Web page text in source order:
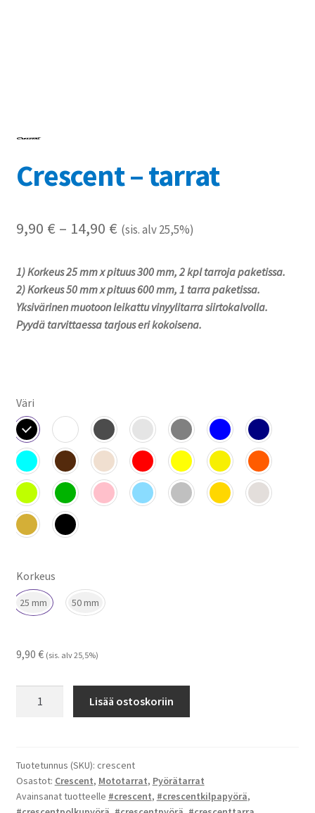
Tietoa meistä
Värikartta
Kassa
Crescent – tarrat
9,90 € – 14,90 €Hintaluokka:
-
14,90 €
(sis. alv 25,5%)
1) Korkeus 25 mm x pituus 300 mm, 2 kpl tarroja paketissa.
2) Korkeus 50 mm x pituus 600 mm, 1 tarra paketissa.
Yksivärinen muotoon leikattu vinyylitarra siirtokalvolla.
Pyydä tarvittaessa tarjous eri kokoisena.
Väri
Korkeus
25 mm 50 mm
9,90 € (sis. alv 25,5%)
Lisää ostoskoriin
Tuotetunnus (SKU): crescent
Osastot: Crescent, Mototarrat, Pyörätarrat
Avainsanat tuotteelle #crescent, #crescentkilpapyörä,